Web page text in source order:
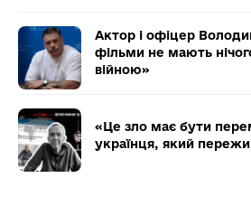
Актор і офіцер
фільми не мають
війною»
«Це зло має бути
українця, який